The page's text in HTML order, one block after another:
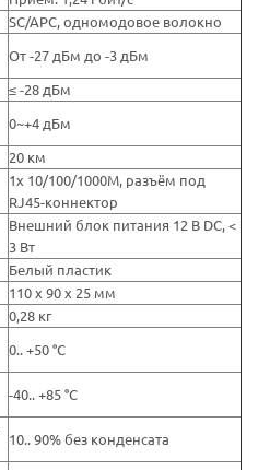
SC/APC, одномодовое волокно
От -27 дБм до -3 дБм
≤ -28 дБм
0~+4 дБм
20 км
1х 10/100/1000M, разъём под
RJ45-коннектор
Внешний блок питания 12 В DC, <
3 Вт
Белый пластик
110 х 90 х 25 мм
0,28 кг
0.. +50 °C
-40.. +85 °C
10.. 90% без конденсата